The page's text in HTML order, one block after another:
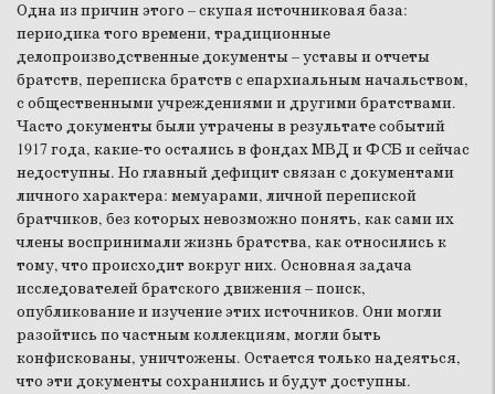
Одна из причин этого – скупая источниковая база:
периодика того времени, традиционные
делопроизводственные документы – уставы и отчеты
братств, переписка братств с епархиальным начальством,
с общественными учреждениями и другими братствами.
Часто документы были утрачены в результате событий
1917 года, какие-то остались в фондах МВД и ФСБ и сейчас
недоступны. Но главный дефицит связан с документами
личного характера: мемуарами, личной перепиской
братчиков, без которых невозможно понять, как сами их
члены воспринимали жизнь братства, как относились к
тому, что происходит вокруг них. Основная задача
исследователей братского движения – поиск,
опубликование и изучение этих источников. Они могли
разойтись по частным коллекциям, могли быть
конфискованы, уничтожены. Остается только надеяться,
что эти документы сохранились и будут доступны.